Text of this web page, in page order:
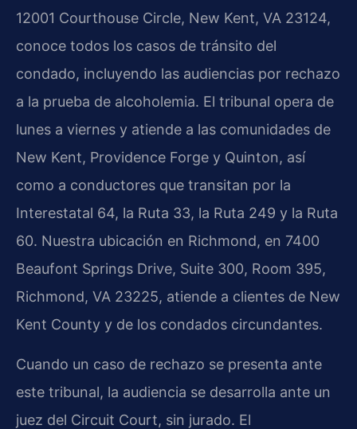
12001 Courthouse Circle, New Kent, VA 23124,
conoce todos los casos de tránsito del
condado, incluyendo las audiencias por rechazo
a la prueba de alcoholemia. El tribunal opera de
lunes a viernes y atiende a las comunidades de
New Kent, Providence Forge y Quinton, así
como a conductores que transitan por la
Interestatal 64, la Ruta 33, la Ruta 249 y la Ruta
60. Nuestra ubicación en Richmond, en 7400
Beaufont Springs Drive, Suite 300, Room 395,
Richmond, VA 23225, atiende a clientes de New
Kent County y de los condados circundantes.
Cuando un caso de rechazo se presenta ante
este tribunal, la audiencia se desarrolla ante un
juez del Circuit Court, sin jurado. El